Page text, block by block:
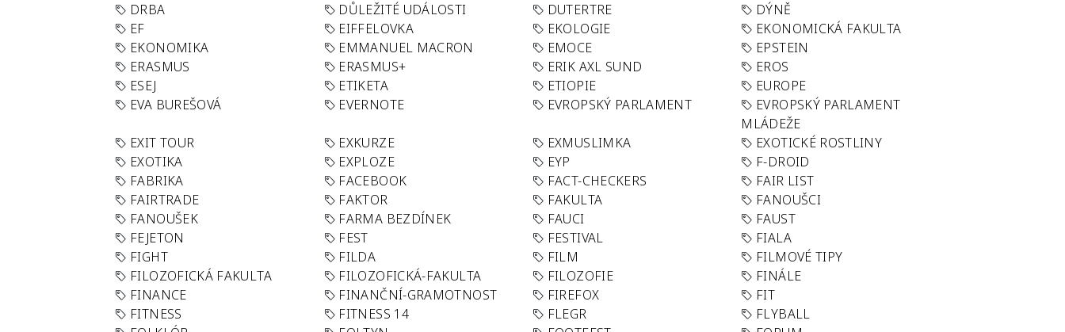
DRBA
DŮLEŽITÉ UDÁLOSTI DUTERTRE
DÝNĚ
EF
EIFFELOVKA EKOLOGIE
EKONOMICKÁ FAKULTA
EKONOMIKA
EMMANUEL MACRON EMOCE
EPSTEIN
ERASMUS
ERASMUS+ ERIK AXL SUND
EROS
ESEJ
ETIKETA ETIOPIE
EUROPE
EVA BUREŠOVÁ
EVERNOTE EVROPSKÝ PARLAMENT
EVROPSKÝ PARLAMENT
MLÁDEŽE
EXIT TOUR
EXKURZE EXMUSLIMKA
EXOTICKÉ ROSTLINY
EXOTIKA
EXPLOZE EYP
F-DROID
FABRIKA
FACEBOOK FACT-CHECKERS
FAIR LIST
FAIRTRADE
FAKTOR FAKULTA
FANOUŠCI
FANOUŠEK
FARMA BEZDÍNEK FAUCI
FAUST
FEJETON
FEST FESTIVAL
FIALA
FIGHT
FILDA FILM
FILMOVÉ TIPY
FILOZOFICKÁ FAKULTA
FILOZOFICKÁ-FAKULTA FILOZOFIE
FINÁLE
FINANCE
FINANČNÍ-GRAMOTNOST FIREFOX
FIT
FITNESS
FITNESS 14 FLEGR
FLYBALL